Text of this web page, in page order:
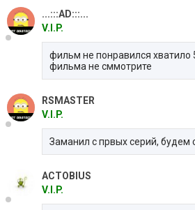
...:::AD:::...
V.I.P.
фильм не понравился хватило
фильма не сммотрите
RSMASTER
V.I.P.
Заманил с првых серий, будем
ACTOBIUS
V.I.P.